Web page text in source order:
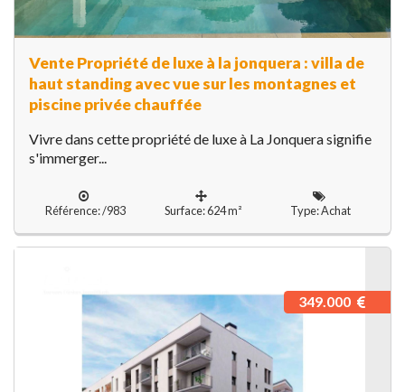
Vente Propriété de luxe à la jonquera : villa de
haut standing avec vue sur les montagnes et
piscine privée chauffée
Vivre dans cette propriété de luxe à La Jonquera signifie
s'immerger...
Référence: /983 Surface: 624 m² Type: Achat
349.000